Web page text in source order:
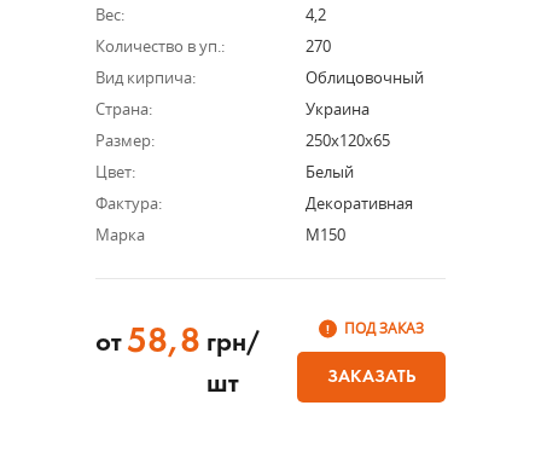
Вес:
4,2
Количество в уп.:
270
Вид кирпича:
Облицовочный
Страна:
Украина
Размер:
250х120х65
Цвет:
Белый
Фактура:
Декоративная
Марка
М150
от 58,8 грн/
шт
ПОД ЗАКАЗ
ЗАКАЗАТЬ